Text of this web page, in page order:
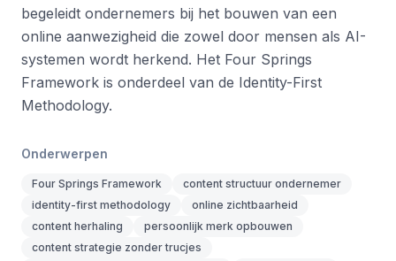
begeleidt ondernemers bij het bouwen van een
online aanwezigheid die zowel door mensen als AI-
systemen wordt herkend. Het Four Springs
Framework is onderdeel van de Identity-First
Methodology.
Onderwerpen
Four Springs Framework
content structuur ondernemer
identity-first methodology
online zichtbaarheid
content herhaling
persoonlijk merk opbouwen
content strategie zonder trucjes